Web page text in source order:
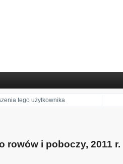
tego użytkownika
rowów i poboczy, 2011 r.